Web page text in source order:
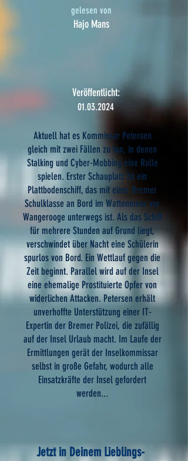
gelesen von
Hajo Mans
Veröffentlicht:
01.03.2024
Aktuell hat es Kommissar Petersen
gleich mit zwei Fällen zu tun, in denen
Stalking und Cyber-Mobbing eine Rolle
spielen. Erster Schauplatz ist ein
Plattbodenschiff, das mit einer Bremer
Schulklasse an Bord im Wattenmeer vor
Wangerooge unterwegs ist. Als das Schiff
für mehrere Stunden auf Grund liegt,
verschwindet über Nacht eine Schülerin
spurlos von Bord. Ein Wettlauf gegen die
Zeit beginnt. Parallel wird auf der Insel
eine ehemalige Prostituierte Opfer von
widerlichen Attacken. Petersen erhält
unverhoffte Unterstützung einer IT-
Expertin der Bremer Polizei, die zufällig
auf der Insel Urlaub macht. Im Laufe der
Ermittlungen gerät der Inselkommissar
selbst in große Gefahr, wodurch alle
Einsatzkräfte der Insel gefordert
werden...
Jetzt in Deinem Lieblings-